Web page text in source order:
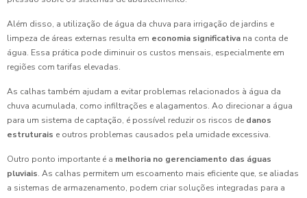
Além disso, a utilização de água da chuva para irrigação de jardins e
limpeza de áreas externas resulta em economia significativa na conta de
água. Essa prática pode diminuir os custos mensais, especialmente em
regiões com tarifas elevadas.
As calhas também ajudam a evitar problemas relacionados à água da
chuva acumulada, como infiltrações e alagamentos. Ao direcionar a água
para um sistema de captação, é possível reduzir os riscos de danos
estruturais e outros problemas causados pela umidade excessiva.
Outro ponto importante é a melhoria no gerenciamento das águas
pluviais. As calhas permitem um escoamento mais eficiente que, se aliadas
a sistemas de armazenamento, podem criar soluções integradas para a